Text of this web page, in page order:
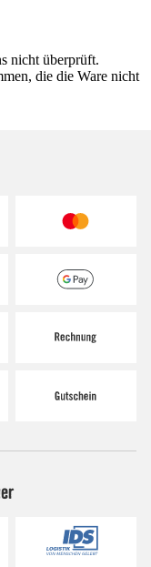
nicht überprüft.
die die Ware nicht